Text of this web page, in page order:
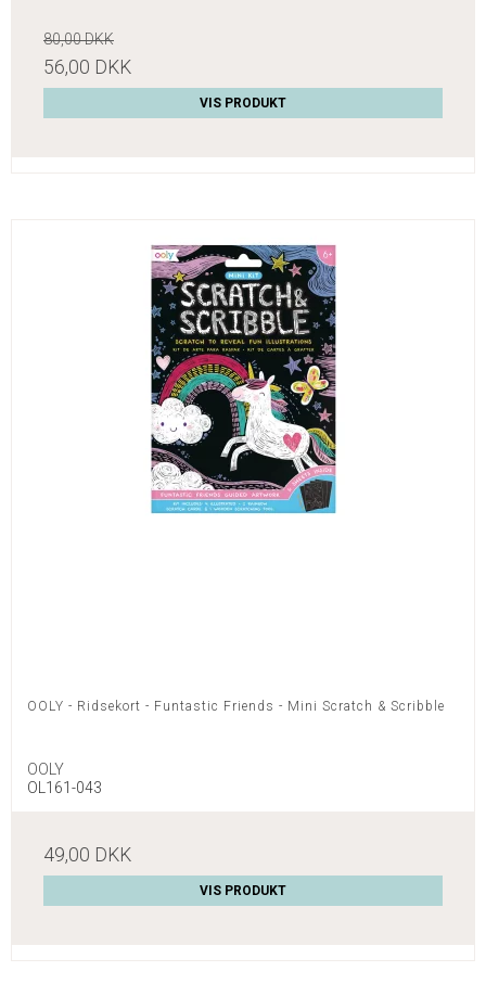
80,00 DKK
56,00 DKK
VIS PRODUKT
OOLY - Ridsekort - Funtastic Friends - Mini Scratch & Scribble
OOLY
OL161-043
49,00 DKK
VIS PRODUKT